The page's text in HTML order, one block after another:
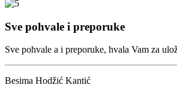
Sve pohvale i preporuke
Sve pohvale a i preporuke, hvala Vam za
Besima Hodžić Kantić